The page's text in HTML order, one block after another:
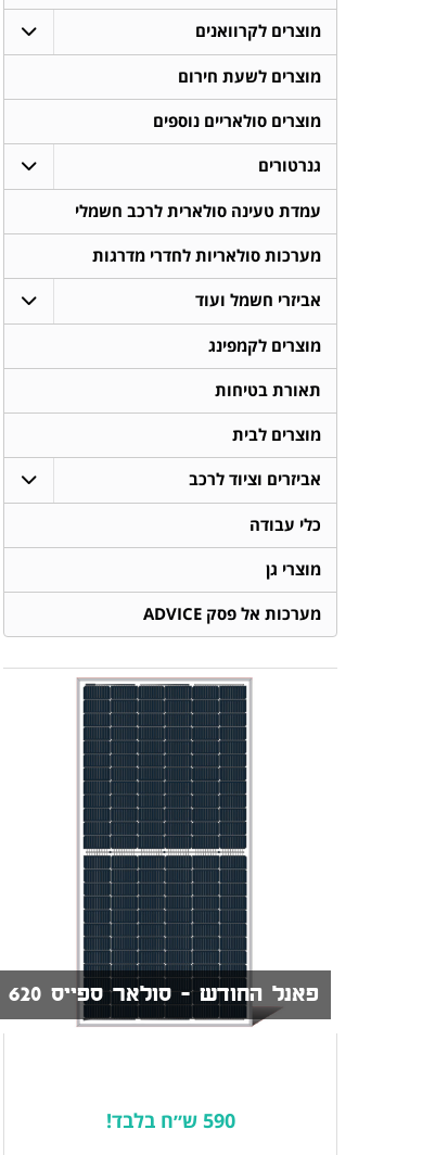
מוצרים לקרוואנים
מוצרים לשעת חירום
מוצרים סולאריים נוספים
גנרטורים
עמדת טעינה סולארית לרכב חשמלי
מערכות סולאריות לחדרי מדרגות
אביזרי חשמל ועוד
מוצרים לקמפינג
תאורת בטיחות
מוצרים לבית
אביזרים וציוד לרכב
כלי עבודה
מוצרי גן
מערכות אל פסק ADVICE
פאנל החודש - סולאר ספייס 620
590 ש״ח בלבד!